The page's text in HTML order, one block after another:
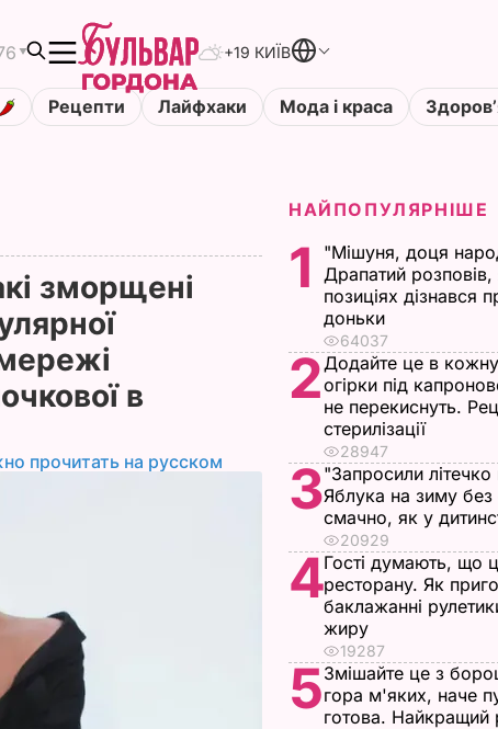
+19 КИЇВ
Рецепти Лайфхаки Мода і краса
зморщені
в
прочитать на русском
НАЙПОПУЛЯРНІШЕ
1
"Мішуня, доця
Драпатий розповів,
позиціях дізнався
доньки
64037
2Додайте це в
огірки під
не перекиснуть.
стерилізації
28947
3"Запросили
Яблука на зиму без
смачно, як у
20929
4Гості думають, що
ресторану. Як
баклажанні
жиру
19287
5Змішайте це з
гора м'яких, наче
готова. Найкращий